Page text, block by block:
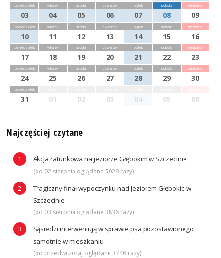
poniedziałek
03
wtorek
04
środa
05
czwartek
06
piątek
07
sobota
08
niedziela
09
poniedziałek
10
wtorek
11
środa
12
czwartek
13
piątek
14
sobota
15
niedziela
16
poniedziałek
17
wtorek
18
środa
19
czwartek
20
piątek
21
sobota
22
niedziela
23
poniedziałek
24
wtorek
25
środa
26
czwartek
27
piątek
28
sobota
29
niedziela
30
poniedziałek
31 01 02 03 04 05 06
Najczęściej czytane
Akcja ratunkowa na jeziorze Głębokim w Szczecinie
(od 02 sierpnia oglądane 5029 razy)
Tragiczny finał wypoczynku nad Jeziorem Głębokie w
Szczecinie
(od 03 sierpnia oglądane 3836 razy)
Sąsiedzi interweniują w sprawie psa pozostawionego
samotnie w mieszkaniu
(od przedwczoraj oglądane 3746 razy)